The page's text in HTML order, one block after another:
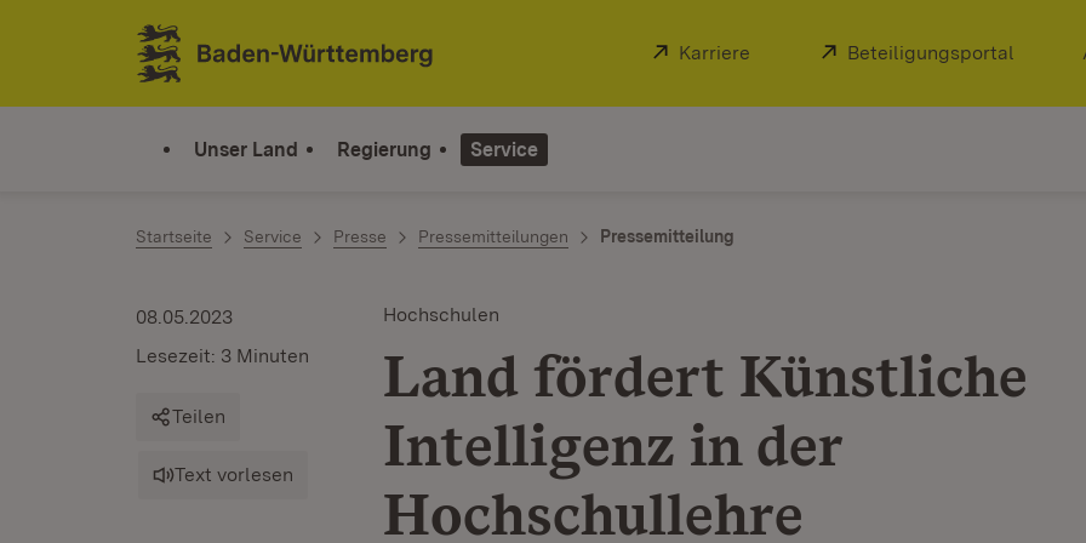
Zum Inhalt springen
Link zur Startseite
Extern:
Karriere (Öffnet in neuem Fenster)
Extern:
Beteiligungsportal
Unser Land Regierung Service
Startseite Service Presse Pressemitteilungen Pressemitteilung
Hochschulen
Land fördert Künstliche
Intelligenz in der
Hochschullehre
08.05.2023
Lesezeit: 3 Minuten
Teilen
Text vorlesen